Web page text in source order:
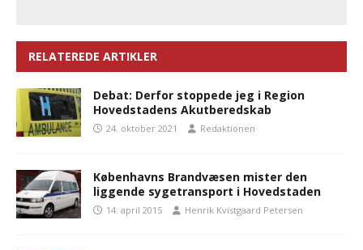
RELATEREDE ARTIKLER
Debat: Derfor stoppede jeg i Region
Hovedstadens Akutberedskab
24. oktober 2021 Redaktionen
Københavns Brandvæsen mister den
liggende sygetransport i Hovedstaden
14. april 2015 Henrik Kvistgaard Petersen